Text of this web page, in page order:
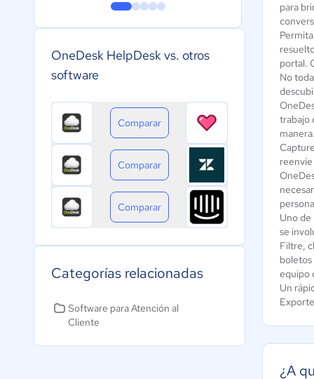
OneDesk HelpDesk vs. otros
software
Comparar
Comparar
Comparar
Categorías relacionadas
Software para Atención al
Cliente
para
portal.
No
trabajo
manera.
Uno
se
Filtre,
equipo
Un
¿A